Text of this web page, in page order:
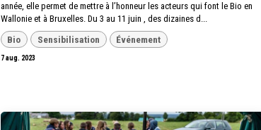
année, elle permet de mettre à l’honneur les acteurs qui font le Bio en
Wallonie et à Bruxelles. Du 3 au 11 juin , des dizaines d...
Bio Sensibilisation Événement
7 aug. 2023